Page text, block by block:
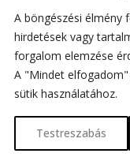
A böngészési élmény
hirdetések vagy
forgalom elemzése
A "Mindet
sütik használatához.
Testreszabás